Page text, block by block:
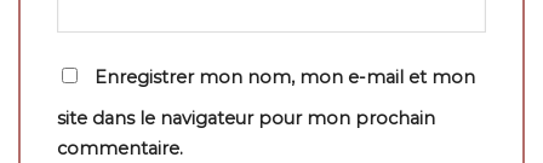
Enregistrer mon nom, mon e-mail et mon
site dans le navigateur pour mon prochain
commentaire.